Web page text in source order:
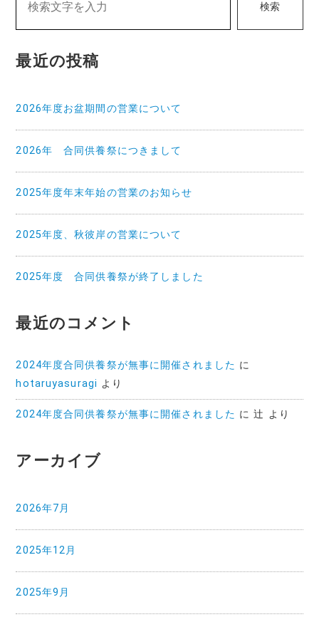
ビ
ー
ン
検索
最近の投稿
2026年度お盆期間の営業について
2026年 合同供養祭につきまして
2025年度年末年始の営業のお知らせ
2025年度、秋彼岸の営業について
2025年度 合同供養祭が終了しました
最近のコメント
2024年度合同供養祭が無事に開催されました に
hotaruyasuragi より
2024年度合同供養祭が無事に開催されました に辻 より
アーカイブ
2026年7月
2025年12月
2025年9月